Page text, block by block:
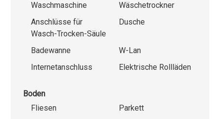
Waschmaschine
Wäschetrockner
Anschlüsse für
Wasch-Trocken-Säule
Dusche
Badewanne
W-Lan
Internetanschluss
Elektrische Rollläden
Boden
Fliesen
Parkett